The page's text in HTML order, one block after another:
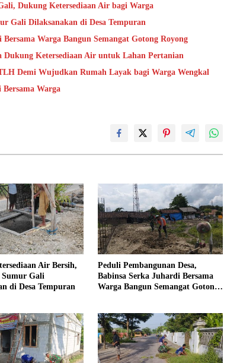
Dukung Ketersediaan Air bagi Warga
Gali Dilaksanakan di Desa Tempuran
Warga Bangun Semangat Gotong Royong
Dukung Ketersediaan Air untuk Lahan Pertanian
Demi Wujudkan Rumah Layak bagi Warga Wengkal
Warga
Air Bersih,
Sumur Gali
di Desa Tempuran
Peduli Pembangunan Desa,
Babinsa Serka Juhardi Bersama
Warga Bangun Semangat Gotong